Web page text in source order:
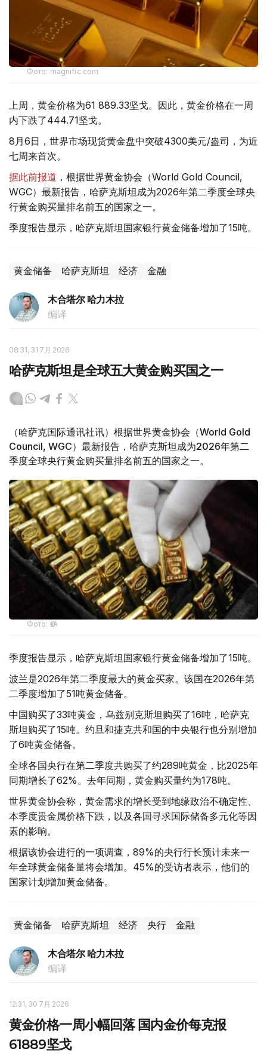
Фото: magnific.com
上周，黄金价格为61 889.33坚戈。因此，黄金价格在一周
内下跌了444.71坚戈。
8月6日，世界市场现货黄金盘中突破4300美元/盎司，为近
七周来首次。
据此前报道 ，根据世界黄金协会（World Gold Council,
WGC）最新报告，哈萨克斯坦成为2026年第二季度全球央
行黄金购买量排名前五的国家之一。
季度报告显示，哈萨克斯坦国家银行黄金储备增加了15吨。
黄金储备 哈萨克斯坦 经济 金融
木合塔尔 哈力木拉
编译
08:31, 31 7月 2026
哈萨克斯坦是全球五大黄金购买国之一
（哈萨克国际通讯社讯）根据世界黄金协会（World Gold
Council, WGC）最新报告，哈萨克斯坦成为2026年第二
季度全球央行黄金购买量排名前五的国家之一。
Фото: ӨзА
季度报告显示，哈萨克斯坦国家银行黄金储备增加了15吨。
波兰是2026年第二季度最大的黄金买家。该国在2026年第
二季度增加了51吨黄金储备。
中国购买了33吨黄金，乌兹别克斯坦购买了16吨，哈萨克
斯坦购买了15吨。约旦和捷克共和国的中央银行也分别增加
了6吨黄金储备。
全球各国央行在第二季度共购买了约289吨黄金，比2025年
同期增长了62%。去年同期，黄金购买量约为178吨。
世界黄金协会称，黄金需求的增长受到地缘政治不确定性、
本季度贵金属价格下跌，以及各国寻求国际储备多元化等因
素的影响。
根据该协会进行的一项调查，89%的央行行长预计未来一
年全球黄金储备量将会增加。45%的受访者表示，他们的
国家计划增加黄金储备。
黄金储备 哈萨克斯坦 经济 央行 金融
木合塔尔 哈力木拉
编译
12:31, 30 7月 2026
黄金价格一周小幅回落 国内金价每克报
61889坚戈